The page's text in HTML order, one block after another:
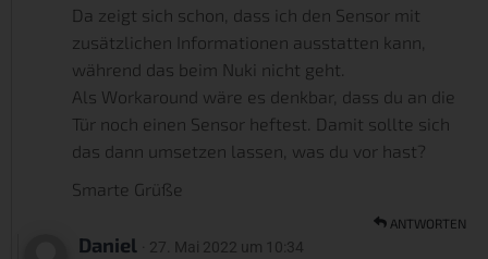
Da zeigt sich schon, dass ich den Sensor mit
zusätzlichen Informationen ausstatten kann,
während das beim Nuki nicht geht.
Als Workaround wäre es denkbar, dass du an die
Tür noch einen Sensor heftest. Damit sollte sich
das dann umsetzen lassen, was du vor hast?
Smarte Grüße
ANTWORTEN
Daniel · 27. Mai 2022 um 10:34